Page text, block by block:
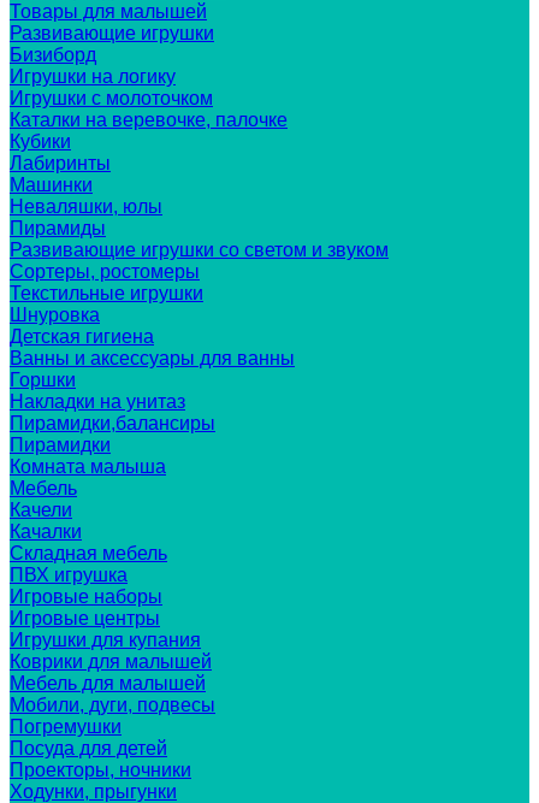
Товары для малышей
Развивающие игрушки
Бизиборд
Игрушки на логику
Игрушки с молоточком
Каталки на веревочке, палочке
Кубики
Лабиринты
Машинки
Неваляшки, юлы
Пирамиды
Развивающие игрушки со светом и звуком
Сортеры, ростомеры
Текстильные игрушки
Шнуровка
Детская гигиена
Ванны и аксессуары для ванны
Горшки
Накладки на унитаз
Пирамидки,балансиры
Пирамидки
Комната малыша
Мебель
Качели
Качалки
Складная мебель
ПВХ игрушка
Игровые наборы
Игровые центры
Игрушки для купания
Коврики для малышей
Мебель для малышей
Мобили, дуги, подвесы
Погремушки
Посуда для детей
Проекторы, ночники
Ходунки, прыгунки